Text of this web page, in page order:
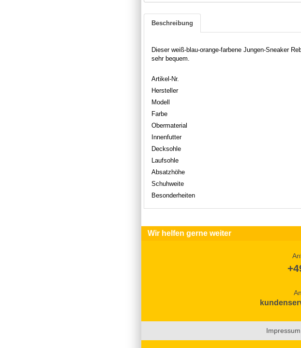
Beschreibung
Dieser weiß-blau-orange-farbene Jungen-Sneaker
sehr bequem.
Artikel-Nr.
Hersteller
Modell
Farbe
Obermaterial
Innenfutter
Decksohle
Laufsohle
Absatzhöhe
Schuhweite
Besonderheiten
Wir helfen gerne weiter
Impressum